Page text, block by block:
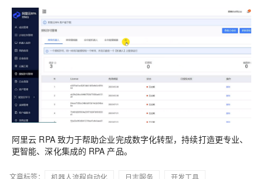
阿里云 RPA 致力于帮助企业完成数字化转型，持续打造更专业、
更智能、深化集成的 RPA 产品。
文章标签： 机器人流程自动化 日志服务
开发工具